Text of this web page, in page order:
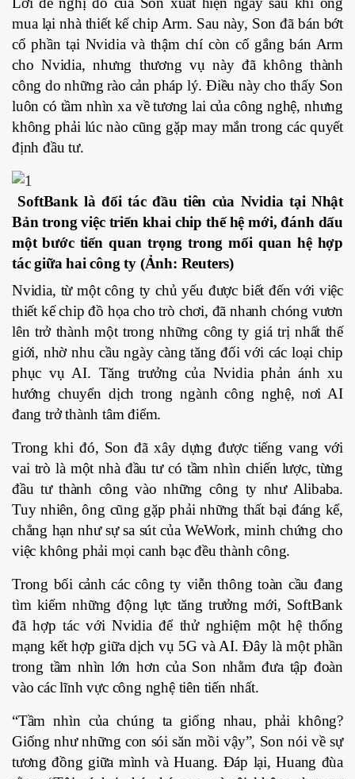
mua lại nhà thiết kế chip Arm. Sau này, Son đã bán bớt
cổ phần tại Nvidia và thậm chí còn cố gắng bán Arm
cho Nvidia, nhưng thương vụ này đã không thành
công do những rào cản pháp lý. Điều này cho thấy Son
luôn có tầm nhìn xa về tương lai của công nghệ, nhưng
không phải lúc nào cũng gặp may mắn trong các quyết
định đầu tư.
SoftBank là đối tác đầu tiên của Nvidia tại Nhật
Bản trong việc triển khai chip thế hệ mới, đánh dấu
một bước tiến quan trọng trong mối quan hệ hợp
tác giữa hai công ty (Ảnh: Reuters)
Nvidia, từ một công ty chủ yếu được biết đến với việc
thiết kế chip đồ họa cho trò chơi, đã nhanh chóng vươn
lên trở thành một trong những công ty giá trị nhất thế
giới, nhờ nhu cầu ngày càng tăng đối với các loại chip
phục vụ AI. Tăng trưởng của Nvidia phản ánh xu
hướng chuyển dịch trong ngành công nghệ, nơi AI
đang trở thành tâm điểm.
Trong khi đó, Son đã xây dựng được tiếng vang với
vai trò là một nhà đầu tư có tầm nhìn chiến lược, từng
đầu tư thành công vào những công ty như Alibaba.
Tuy nhiên, ông cũng gặp phải những thất bại đáng kể,
chẳng hạn như sự sa sút của WeWork, minh chứng cho
việc không phải mọi canh bạc đều thành công.
Trong bối cảnh các công ty viễn thông toàn cầu đang
tìm kiếm những động lực tăng trưởng mới, SoftBank
đã hợp tác với Nvidia để thử nghiệm một hệ thống
mạng kết hợp giữa dịch vụ 5G và AI. Đây là một phần
trong tầm nhìn lớn hơn của Son nhằm đưa tập đoàn
vào các lĩnh vực công nghệ tiên tiến nhất.
“Tầm nhìn của chúng ta giống nhau, phải không?
Giống như những con sói săn mồi vậy”, Son nói về sự
tương đồng giữa mình và Huang. Đáp lại, Huang đùa